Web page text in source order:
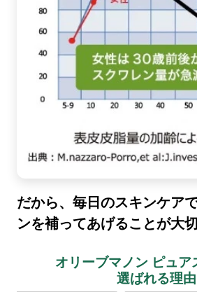
だから、毎日のスキンケア
ンを補ってあげることが大切
オリーブマノン ピュア
選ばれる理由